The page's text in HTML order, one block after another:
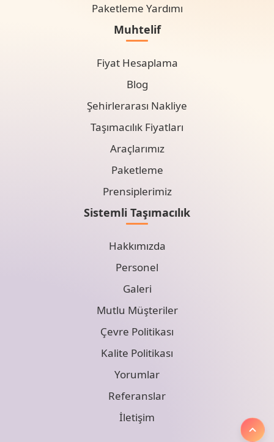
Paketleme Yardımı
Muhtelif
Fiyat Hesaplama
Blog
Şehirlerarası Nakliye
Taşımacılık Fiyatları
Araçlarımız
Paketleme
Prensiplerimiz
Sistemli Taşımacılık
Hakkımızda
Personel
Galeri
Mutlu Müşteriler
Çevre Politikası
Kalite Politikası
Yorumlar
Referanslar
İletişim